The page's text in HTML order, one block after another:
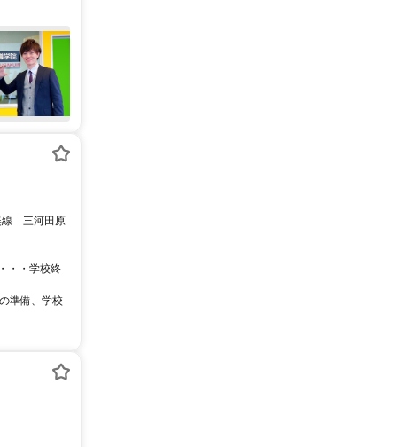
・・学校終
準備、学校